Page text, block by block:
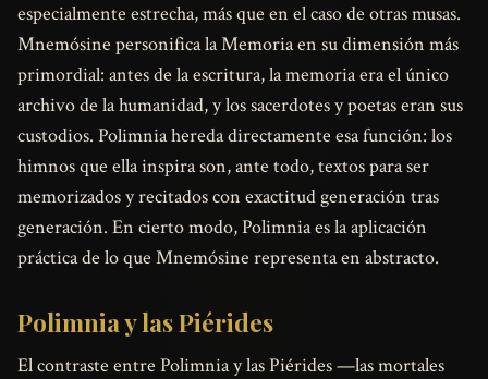
especialmente estrecha, más que en el caso de otras musas.
Mnemósine personifica la Memoria en su dimensión más
primordial: antes de la escritura, la memoria era el único
archivo de la humanidad, y los sacerdotes y poetas eran sus
custodios. Polimnia hereda directamente esa función: los
himnos que ella inspira son, ante todo, textos para ser
memorizados y recitados con exactitud generación tras
generación. En cierto modo, Polimnia es la aplicación
práctica de lo que Mnemósine representa en abstracto.
Polimnia y las Piérides
El contraste entre Polimnia y las Piérides —las mortales